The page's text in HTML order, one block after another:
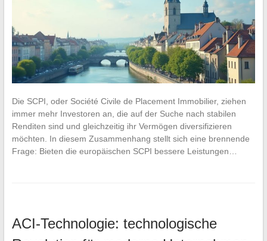
Die SCPI, oder Société Civile de Placement Immobilier, ziehen
immer mehr Investoren an, die auf der Suche nach stabilen
Renditen sind und gleichzeitig ihr Vermögen diversifizieren
möchten. In diesem Zusammenhang stellt sich eine brennende
Frage: Bieten die europäischen SCPI bessere Leistungen…
ACI-Technologie: technologische